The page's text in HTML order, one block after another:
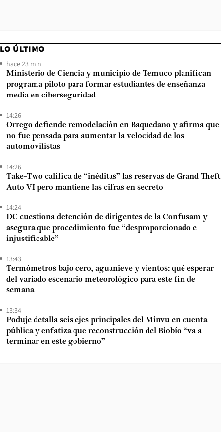
LO ÚLTIMO
hace 23 min
Ministerio de Ciencia y municipio de Temuco planifican
programa piloto para formar estudiantes de enseñanza
media en ciberseguridad
14:26
Orrego defiende remodelación en Baquedano y afirma que
no fue pensada para aumentar la velocidad de los
automovilistas
14:26
Take-Two califica de “inéditas” las reservas de Grand Theft
Auto VI pero mantiene las cifras en secreto
14:24
DC cuestiona detención de dirigentes de la Confusam y
asegura que procedimiento fue “desproporcionado e
injustificable”
13:43
Termómetros bajo cero, aguanieve y vientos: qué esperar
del variado escenario meteorológico para este fin de
semana
13:34
Poduje detalla seis ejes principales del Minvu en cuenta
pública y enfatiza que reconstrucción del Biobío “va a
terminar en este gobierno”